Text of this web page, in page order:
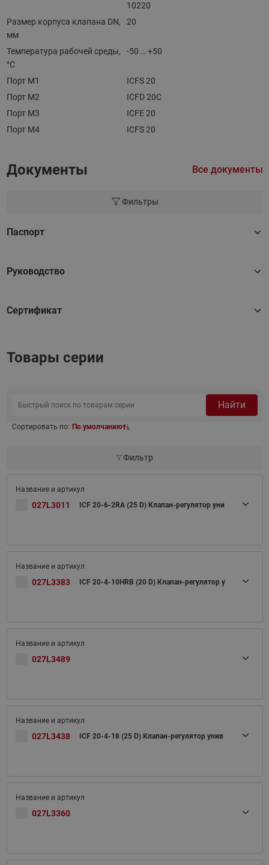
10220
Размер корпуса клапана DN,
мм
20
Температура рабочей среды,
°С
-50 … +50
Порт M1
ICFS 20
Порт M2
ICFD 20C
Порт M3
ICFE 20
Порт M4
ICFS 20
Документы Все документы
Фильтры
Паспорт
Руководство
Сертификат
Товары серии
Найти
Сортировать по: По умолчанию
Фильтр
027L3011 ICF 20-6-2RA (25 D) Клапан-регулятор уни
027L3383 ICF 20-4-10HRB (20 D) Клапан-регулятор у
027L3489
027L3438 ICF 20-4-18 (25 D) Клапан-регулятор унив
027L3360